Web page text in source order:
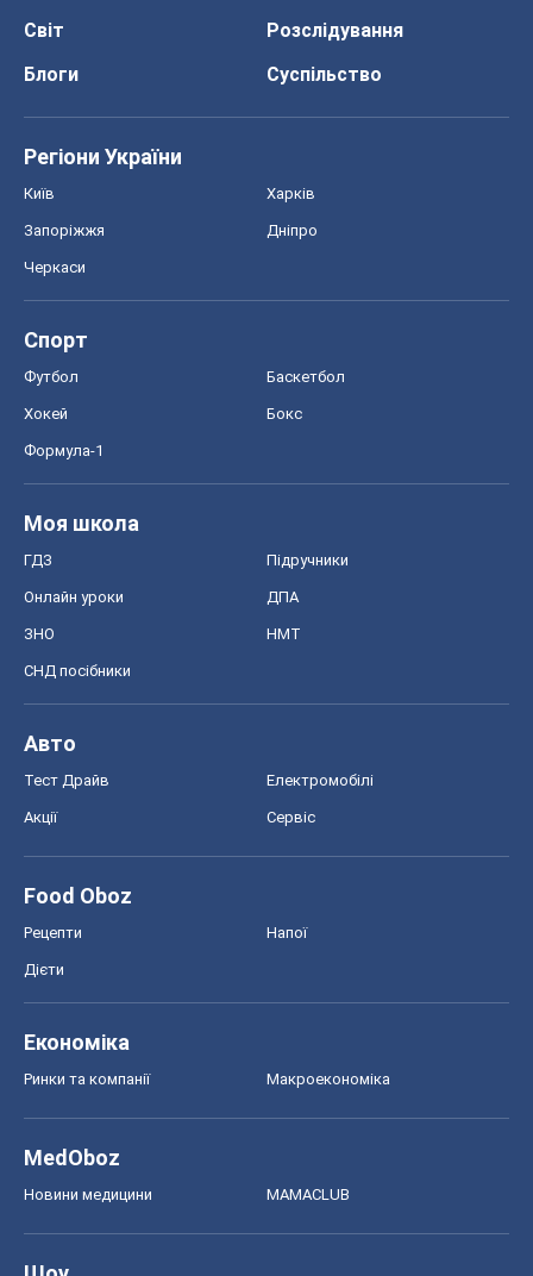
Світ
Розслідування
Блоги
Суспільство
Регіони України
Київ Харків
Запоріжжя Дніпро
Черкаси
Спорт
Футбол Баскетбол
Хокей Бокс
Формула-1
Моя школа
ГДЗ Підручники
Онлайн уроки ДПА
ЗНО НМТ
СНД посібники
Авто
Тест Драйв Електромобілі
Акції Сервіс
Food Oboz
Рецепти Напої
Дієти
Економіка
Ринки та компанії Макроекономіка
MedOboz
Новини медицини MAMACLUB